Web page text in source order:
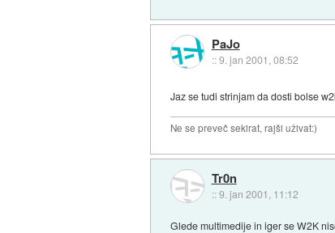
PaJo
::9. jan 2001, 08:52
Jaz se tudi strinjam da dosti bolse
Ne se preveč sekirat, rajši uživat:)
Tr0n
::9. jan 2001, 11:12
Glede multimedije in iger se W2K